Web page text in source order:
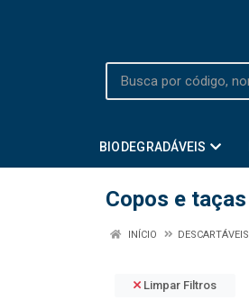
BIODEGRADÁVEIS
Copos e taças
INÍCIO DESCARTÁVEIS
Limpar Filtros